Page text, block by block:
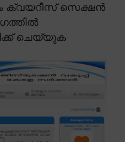
ക്വയറീസ് സെക്ഷൻ
ചെയ്യുക